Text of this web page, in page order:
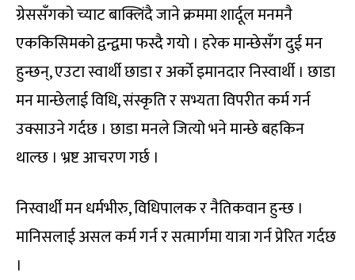
ग्रेससँगको च्याट बाक्लिंदै जाने क्रममा शार्दूल मनमनै
एककिसिमको द्वन्द्वमा फस्दै गयो । हरेक मान्छेसँग दुई मन
हुन्छन्, एउटा स्वार्थी छाडा र अर्को इमानदार निस्वार्थी । छाडा
मन मान्छेलाई विधि, संस्कृति र सभ्यता विपरीत कर्म गर्न
उक्साउने गर्दछ । छाडा मनले जित्यो भने मान्छे बहकिन
थाल्छ । भ्रष्ट आचरण गर्छ ।
निस्वार्थी मन धर्मभीरु, विधिपालक र नैतिकवान हुन्छ ।
मानिसलाई असल कर्म गर्न र सत्मार्गमा यात्रा गर्न प्रेरित गर्दछ
।